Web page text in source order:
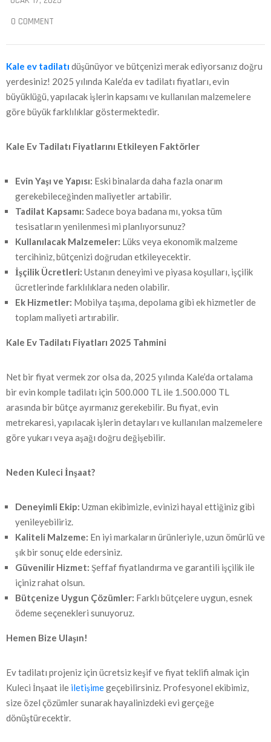
0 COMMENT
Kale ev tadilatı düşünüyor ve bütçenizi merak ediyorsanız doğru
yerdesiniz! 2025 yılında Kale’da ev tadilatı fiyatları, evin
büyüklüğü, yapılacak işlerin kapsamı ve kullanılan malzemelere
göre büyük farklılıklar göstermektedir.
Kale Ev Tadilatı Fiyatlarını Etkileyen Faktörler
Evin Yaşı ve Yapısı: Eski binalarda daha fazla onarım
gerekebileceğinden maliyetler artabilir.
Tadilat Kapsamı: Sadece boya badana mı, yoksa tüm
tesisatların yenilenmesi mi planlıyorsunuz?
Kullanılacak Malzemeler: Lüks veya ekonomik malzeme
tercihiniz, bütçenizi doğrudan etkileyecektir.
İşçilik Ücretleri: Ustanın deneyimi ve piyasa koşulları, işçilik
ücretlerinde farklılıklara neden olabilir.
Ek Hizmetler: Mobilya taşıma, depolama gibi ek hizmetler de
toplam maliyeti artırabilir.
Kale Ev Tadilatı Fiyatları 2025 Tahmini
Net bir fiyat vermek zor olsa da, 2025 yılında Kale’da ortalama
bir evin komple tadilatı için 500.000 TL ile 1.500.000 TL
arasında bir bütçe ayırmanız gerekebilir. Bu fiyat, evin
metrekaresi, yapılacak işlerin detayları ve kullanılan malzemelere
göre yukarı veya aşağı doğru değişebilir.
Neden Kuleci İnşaat?
Deneyimli Ekip: Uzman ekibimizle, evinizi hayal ettiğiniz gibi
yenileyebiliriz.
Kaliteli Malzeme: En iyi markaların ürünleriyle, uzun ömürlü ve
şık bir sonuç elde edersiniz.
Güvenilir Hizmet: Şeffaf fiyatlandırma ve garantili işçilik ile
içiniz rahat olsun.
Bütçenize Uygun Çözümler: Farklı bütçelere uygun, esnek
ödeme seçenekleri sunuyoruz.
Hemen Bize Ulaşın!
Ev tadilatı projeniz için ücretsiz keşif ve fiyat teklifi almak için
Kuleci İnşaat ile iletişimegeçebilirsiniz. Profesyonel ekibimiz,
size özel çözümler sunarak hayalinizdeki evi gerçeğe
dönüştürecektir.